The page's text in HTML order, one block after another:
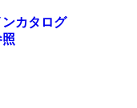
カタログ